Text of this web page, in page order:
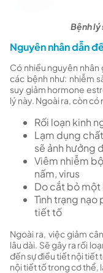
Bệnh lý
Nguyên nhân dẫn
Có nhiều nguyên nhân
các bệnh như: nhiễm
suy giảm hormone
lý này. Ngoài ra, còn
Rối loạn kinh
Lạm dụng
sẽ ảnh hưởng
Viêm nhiễm
nấm, virus
Do cắt bỏ
Tình trạng nạo
tiết tố
Ngoài ra, việc giảm
lâu dài. Sẽ gây ra rối
đến sự điều tiết nội tiết
nội tiết tố trong cơ thể,